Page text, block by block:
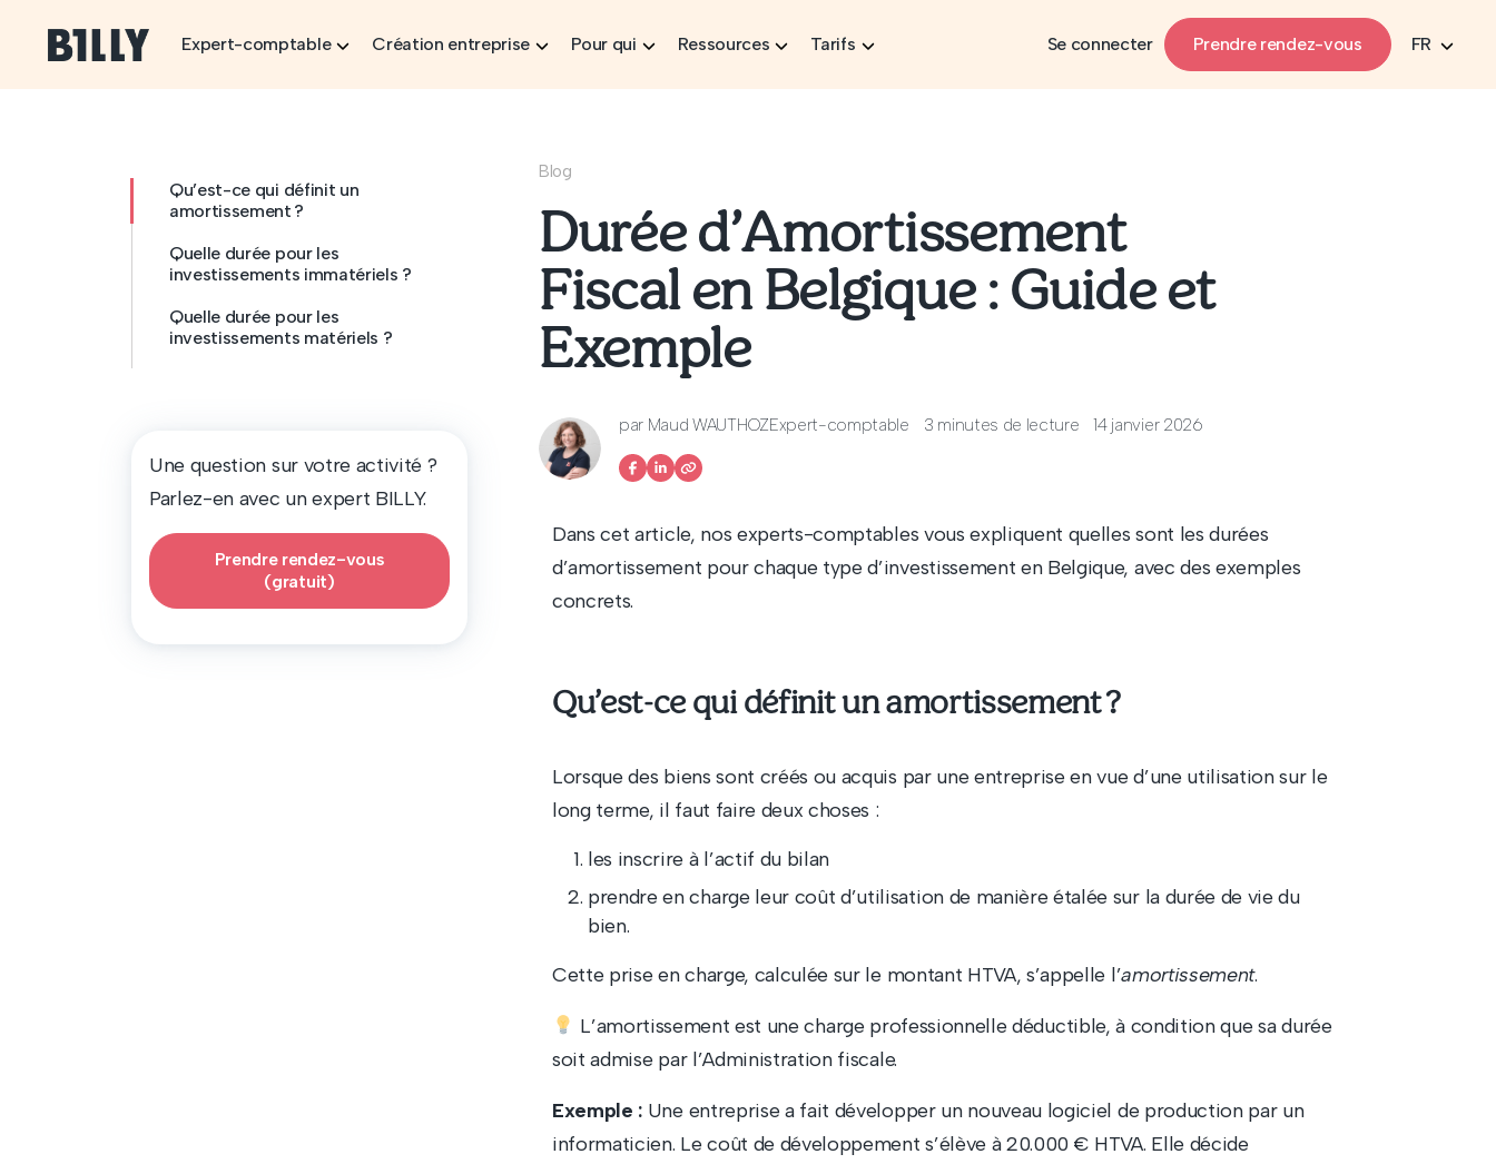
Expert-comptable
Création entreprise Pour qui Ressources Tarifs Se connecter Prendre rendez-vous FR
Qu’est-ce qui définit un
amortissement ?
Quelle durée pour les
investissements immatériels ?
Quelle durée pour les
investissements matériels ?
Une question sur votre activité ?
Parlez-en avec un expert BILLY.
Prendre rendez-vous
(gratuit)
Blog
Durée d’Amortissement
Fiscal en Belgique : Guide et
Exemple
par Maud WAUTHOZExpert-comptable 3 minutes de lecture 14 janvier 2026
Dans cet article, nos experts-comptables vous expliquent quelles sont les durées
d’amortissement pour chaque type d’investissement en Belgique, avec des exemples
concrets.
Qu’est-ce qui définit un amortissement ?
Lorsque des biens sont créés ou acquis par une entreprise en vue d’une utilisation sur le
long terme, il faut faire deux choses :
les inscrire à l’actif du bilan
prendre en charge leur coût d’utilisation de manière étalée sur la durée de vie du
bien.
Cette prise en charge, calculée sur le montant HTVA, s’appelle l’amortissement.
L’amortissement est une charge professionnelle déductible, à condition que sa durée
soit admise par l’Administration fiscale.
Exemple : Une entreprise a fait développer un nouveau logiciel de production par un
informaticien. Le coût de développement s’élève à 20.000 € HTVA. Elle décide